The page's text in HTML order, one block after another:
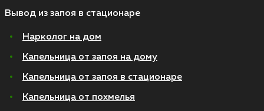
Вывод из запоя в стационаре
Нарколог на дом
Капельница от запоя на дому
Капельница от запоя в стационаре
Капельница от похмелья